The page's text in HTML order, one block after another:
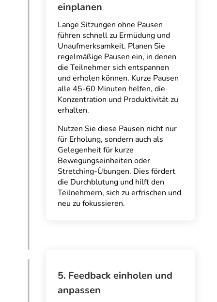
einplanen
Lange Sitzungen ohne Pausen
führen schnell zu Ermüdung und
Unaufmerksamkeit. Planen Sie
regelmäßige Pausen ein, in denen
die Teilnehmer sich entspannen
und erholen können. Kurze Pausen
alle 45-60 Minuten helfen, die
Konzentration und Produktivität zu
erhalten.
Nutzen Sie diese Pausen nicht nur
für Erholung, sondern auch als
Gelegenheit für kurze
Bewegungseinheiten oder
Stretching-Übungen. Dies fördert
die Durchblutung und hilft den
Teilnehmern, sich zu erfrischen und
neu zu fokussieren.
5. Feedback einholen und
anpassen